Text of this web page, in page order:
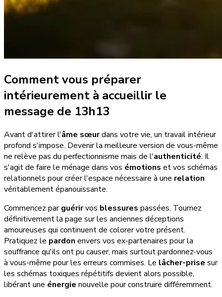
Comment vous préparer
intérieurement à accueillir le
message de 13h13
Avant d'attirer l'âme sœurdans votre vie, un travail intérieur
profond s'impose. Devenir la meilleure version de vous-même
ne relève pas du perfectionnisme mais de l'authenticité. Il
s'agit de faire le ménage dans vos émotions et vos schémas
relationnels pour créer l'espace nécessaire à une relation
véritablement épanouissante.
Commencez parguérirvos blessures passées. Tournez
définitivement la page sur les anciennes déceptions
amoureuses qui continuent de colorer votre présent.
Pratiquez le pardon envers vos ex-partenaires pour la
souffrance qu'ils ont pu causer, mais surtout pardonnez-vous
à vous-même pour les erreurs commises. Le lâcher-prise sur
les schémas toxiques répétitifs devient alors possible,
libérant une énergie nouvelle pour construire différemment.